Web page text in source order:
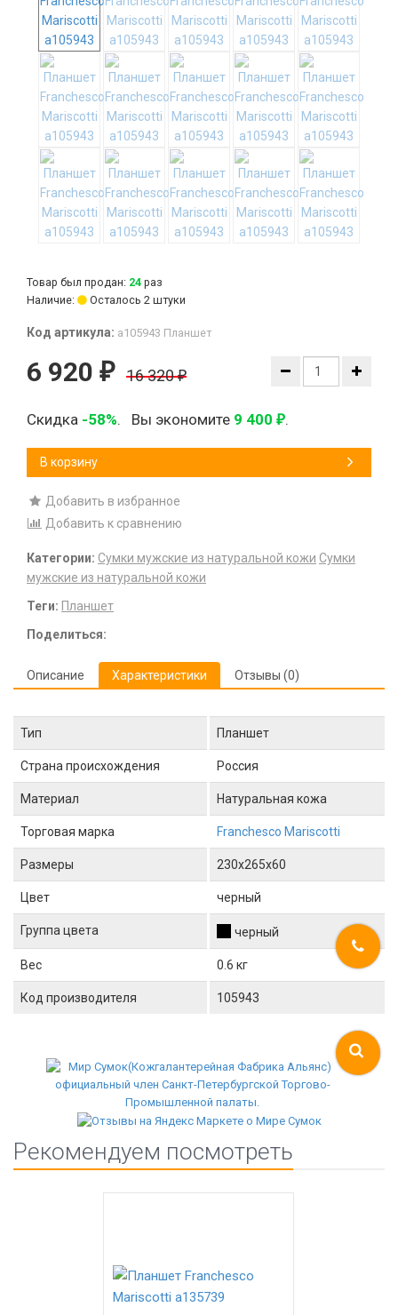
Товар был продан: 24 раз
Наличие:
Осталось 2 штуки
Код артикула: а105943 Планшет
6 920 ₽ 16 320₽
Скидка -58%. Вы экономите 9 400 ₽.
В корзину
Добавить в избранное
Добавить к сравнению
Категории: Сумки мужские из натуральной кожи Сумки
мужские из натуральной кожи
Теги: Планшет
Поделиться:
Описание Характеристики Отзывы (0)
Тип Планшет
Страна происхождения Россия
Материал Натуральная кожа
Торговая марка Franchesco Mariscotti
Размеры 230x265x60
Цвет черный
Группа цвета черный
Вес 0.6 кг
Код производителя 105943
Рекомендуем посмотреть